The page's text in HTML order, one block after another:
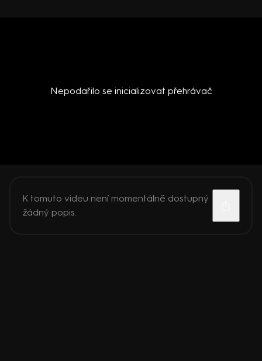
Nepodařilo se inicializovat přehrávač
K tomuto videu není momentálně dostupný
žádný popis.